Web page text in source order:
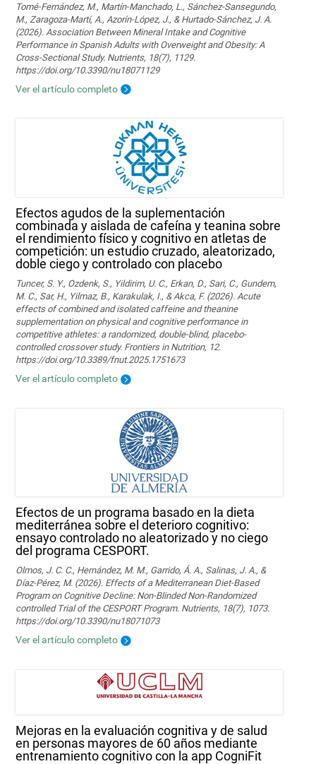
Tomé-Fernández, M., Martín-Manchado, L., Sánchez-Sansegundo,
M., Zaragoza-Martí, A., Azorín-López, J., & Hurtado-Sánchez, J. A.
(2026). Association Between Mineral Intake and Cognitive
Performance in Spanish Adults with Overweight and Obesity: A
Cross-Sectional Study. Nutrients, 18(7), 1129.
https://doi.org/10.3390/nu18071129
Ver el artículo completo
Efectos agudos de la suplementación
combinada y aislada de cafeína y teanina sobre
el rendimiento físico y cognitivo en atletas de
competición: un estudio cruzado, aleatorizado,
doble ciego y controlado con placebo
Tuncer, S. Y., Ozdenk, S., Yildirim, U. C., Erkan, D., Sari, C., Gundem,
M. C., Sar, H., Yilmaz, B., Karakulak, I., & Akca, F. (2026). Acute
effects of combined and isolated caffeine and theanine
supplementation on physical and cognitive performance in
competitive athletes: a randomized, double-blind, placebo-
controlled crossover study. Frontiers in Nutrition, 12.
https://doi.org/10.3389/fnut.2025.1751673
Ver el artículo completo
Efectos de un programa basado en la dieta
mediterránea sobre el deterioro cognitivo:
ensayo controlado no aleatorizado y no ciego
del programa CESPORT.
Olmos, J. C. C., Hernández, M. M., Garrido, Á. A., Salinas, J. A., &
Díaz-Pérez, M. (2026). Effects of a Mediterranean Diet-Based
Program on Cognitive Decline: Non-Blinded Non-Randomized
controlled Trial of the CESPORT Program. Nutrients, 18(7), 1073.
https://doi.org/10.3390/nu18071073
Ver el artículo completo
Mejoras en la evaluación cognitiva y de salud
en personas mayores de 60 años mediante
entrenamiento cognitivo con la app CogniFit